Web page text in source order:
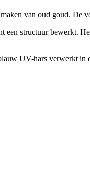
van oud goud. De
structuur bewerkt.
UV-hars verwerkt in